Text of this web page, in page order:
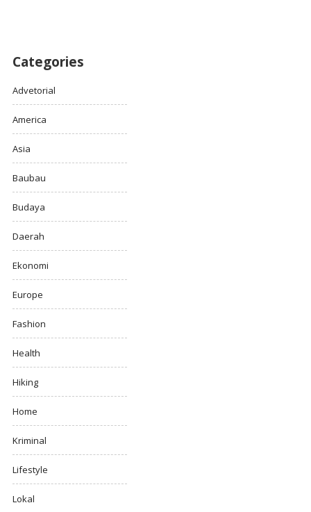
Categories
Advetorial
America
Asia
Baubau
Budaya
Daerah
Ekonomi
Europe
Fashion
Health
Hiking
Home
Kriminal
Lifestyle
Lokal